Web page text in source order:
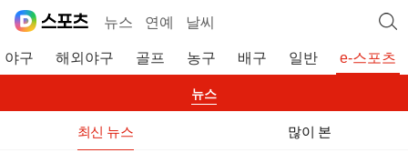
뉴스 연예 날씨
야구 해외야구 골프 농구 배구 일반 e-스포츠
뉴스
최신 뉴스 많이 본